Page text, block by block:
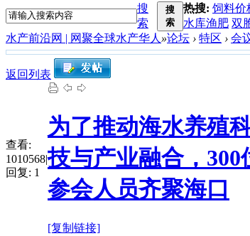
搜
索
搜
索
热搜: 饲料价
水库渔肥 双
水产前沿网 | 网聚全球水产华人 »论坛 › 特区 › 会
返回列表
查看:
1010568|
回复: 1
为了推动海水养殖
技与产业融合，300
参会人员齐聚海口
[复制链接]